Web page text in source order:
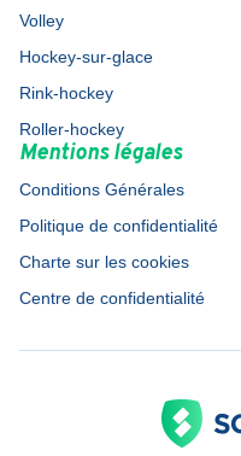
Volley
Hockey-sur-glace
Rink-hockey
Roller-hockey
Mentions légales
Conditions Générales
Politique de confidentialité
Charte sur les cookies
Centre de confidentialité